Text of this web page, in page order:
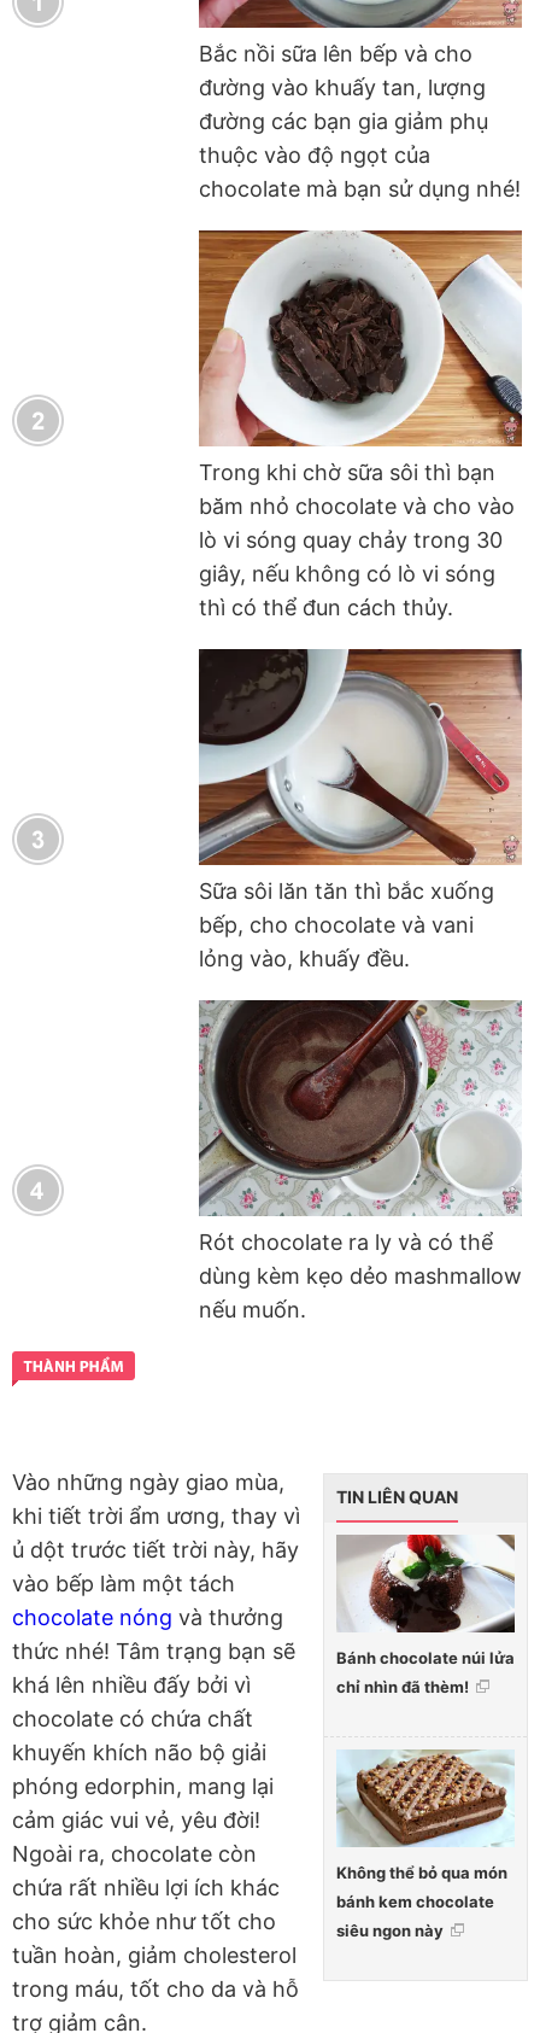
Bắc nồi sữa lên bếp và cho
đường vào khuấy tan, lượng
đường các bạn gia giảm phụ
thuộc vào độ ngọt của
chocolate mà bạn sử dụng nhé!
Trong khi chờ sữa sôi thì bạn
băm nhỏ chocolate và cho vào
lò vi sóng quay chảy trong 30
giây, nếu không có lò vi sóng
thì có thể đun cách thủy.
Sữa sôi lăn tăn thì bắc xuống
bếp, cho chocolate và vani
lỏng vào, khuấy đều.
Rót chocolate ra ly và có thể
dùng kèm kẹo dẻo mashmallow
nếu muốn.
TIN LIÊN QUAN
Bánh chocolate núi lửa
chỉ nhìn đã thèm!
Không thể bỏ qua món
bánh kem chocolate
siêu ngon này
Vào những ngày giao mùa,
khi tiết trời ẩm ương, thay vì
ủ dột trước tiết trời này, hãy
vào bếp làm một tách
chocolate nóng và thưởng
thức nhé! Tâm trạng bạn sẽ
khá lên nhiều đấy bởi vì
chocolate có chứa chất
khuyến khích não bộ giải
phóng edorphin, mang lại
cảm giác vui vẻ, yêu đời!
Ngoài ra, chocolate còn
chứa rất nhiều lợi ích khác
cho sức khỏe như tốt cho
tuần hoàn, giảm cholesterol
trong máu, tốt cho da và hỗ
trợ giảm cân.